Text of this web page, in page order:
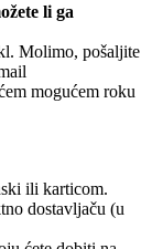
li ga
Molimo, pošaljite
mogućem roku
ili karticom.
dostavljaču (u